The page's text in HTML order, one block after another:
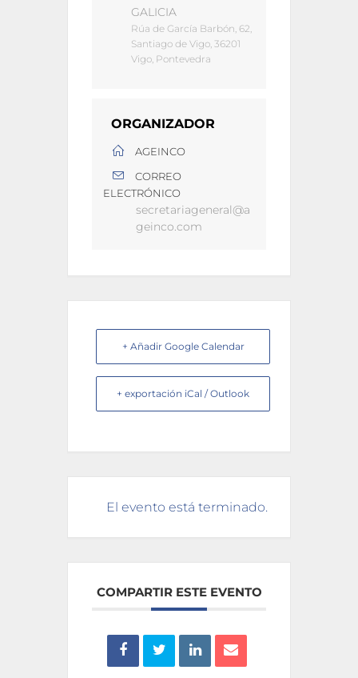
GALICIA
Rúa de García Barbón, 62,
Santiago de Vigo, 36201
Vigo, Pontevedra
ORGANIZADOR
AGEINCO
CORREO
ELECTRÓNICO
secretariageneral@a
geinco.com
+ Añadir Google Calendar
+ exportación iCal / Outlook
El evento está terminado.
COMPARTIR ESTE EVENTO